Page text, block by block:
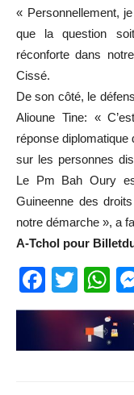
« Personnellement,
que la question
réconforte dans
Cissé.
De son côté, le
Alioune Tine: «
réponse diplomatique
sur les personnes
Le Pm Bah Oury
Guineenne des
notre démarche », a
A-Tchol pour